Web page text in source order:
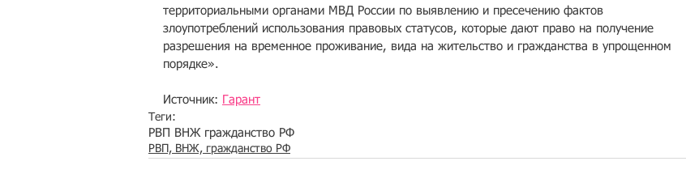
территориальными органами МВД России по выявлению и пресечению фактов
злоупотреблений использования правовых статусов, которые дают право на получение
разрешения на временное проживание, вида на жительство и гражданства в упрощенном
порядке».
Источник: Гарант
Теги:
РВП ВНЖ гражданство РФ
РВП, ВНЖ, гражданство РФ